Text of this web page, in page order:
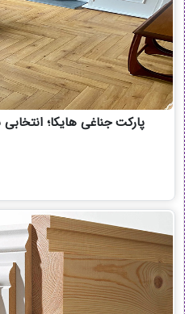
پارکت جناغی هایکا؛